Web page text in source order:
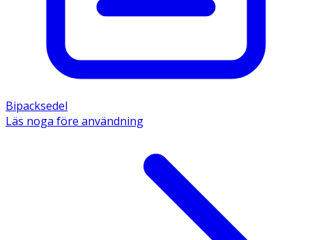
Bipacksedel
Läs noga före användning